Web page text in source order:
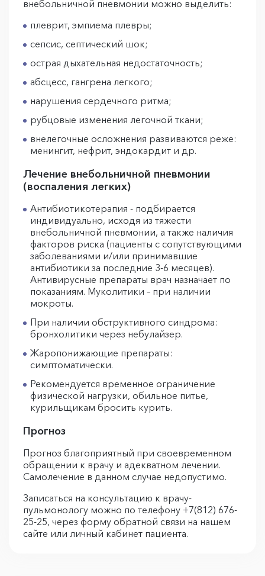
внебольничной пневмонии можно выделить:
плеврит, эмпиема плевры;
сепсис, септический шок;
острая дыхательная недостаточность;
абсцесс, гангрена легкого;
нарушения сердечного ритма;
рубцовые изменения легочной ткани;
внелегочные осложнения развиваются реже:
менингит, нефрит, эндокардит и др.
Лечение внебольничной пневмонии
(воспаления легких)
Антибиотикотерапия - подбирается
индивидуально, исходя из тяжести
внебольничной пневмонии, а также наличия
факторов риска (пациенты с сопутствующими
заболеваниями и/или принимавшие
антибиотики за последние 3-6 месяцев).
Антивирусные препараты врач назначает по
показаниям. Муколитики – при наличии
мокроты.
При наличии обструктивного синдрома:
бронхолитики через небулайзер.
Жаропонижающие препараты:
симптоматически.
Рекомендуется временное ограничение
физической нагрузки, обильное питье,
курильщикам бросить курить.
Прогноз
Прогноз благоприятный при своевременном
обращении к врачу и адекватном лечении.
Самолечение в данном случае недопустимо.
Записаться на консультацию к врачу-
пульмонологу можно по телефону +7(812) 676-
25-25, через форму обратной связи на нашем
сайте или личный кабинет пациента.